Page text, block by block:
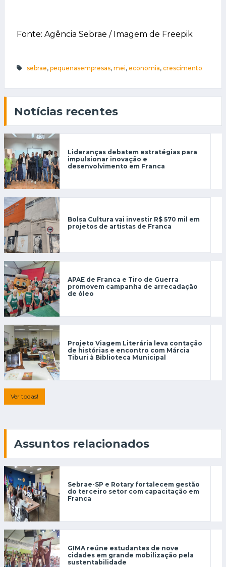
Fonte: Agência Sebrae / Imagem de Freepik
sebrae,pequenasempresas,mei,economia,crescimento
Notícias recentes
Lideranças debatem estratégias para
impulsionar inovação e
desenvolvimento em Franca
Bolsa Cultura vai investir R$ 570 mil em
projetos de artistas de Franca
APAE de Franca e Tiro de Guerra
promovem campanha de arrecadação
de óleo
Projeto Viagem Literária leva contação
de histórias e encontro com Márcia
Tiburi à Biblioteca Municipal
Ver todas!
Assuntos relacionados
Sebrae-SP e Rotary fortalecem gestão
do terceiro setor com capacitação em
Franca
GIMA reúne estudantes de nove
cidades em grande mobilização pela
sustentabilidade